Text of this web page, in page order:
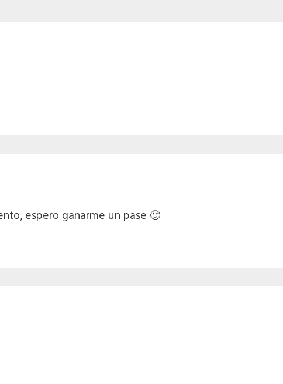
espero ganarme un pase 🙂